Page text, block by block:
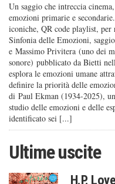
Un saggio che intreccia
emozioni primarie e
iconiche, QR code playlist,
Sinfonia delle Emozioni,
e Massimo Privitera (uno dei
sonore) pubblicato da Bietti
esplora le emozioni umane
definire la priorità delle
di Paul Ekman (1934-2025),
studio delle emozioni e delle
identificato sei [...]
Ultime uscite
H.P.